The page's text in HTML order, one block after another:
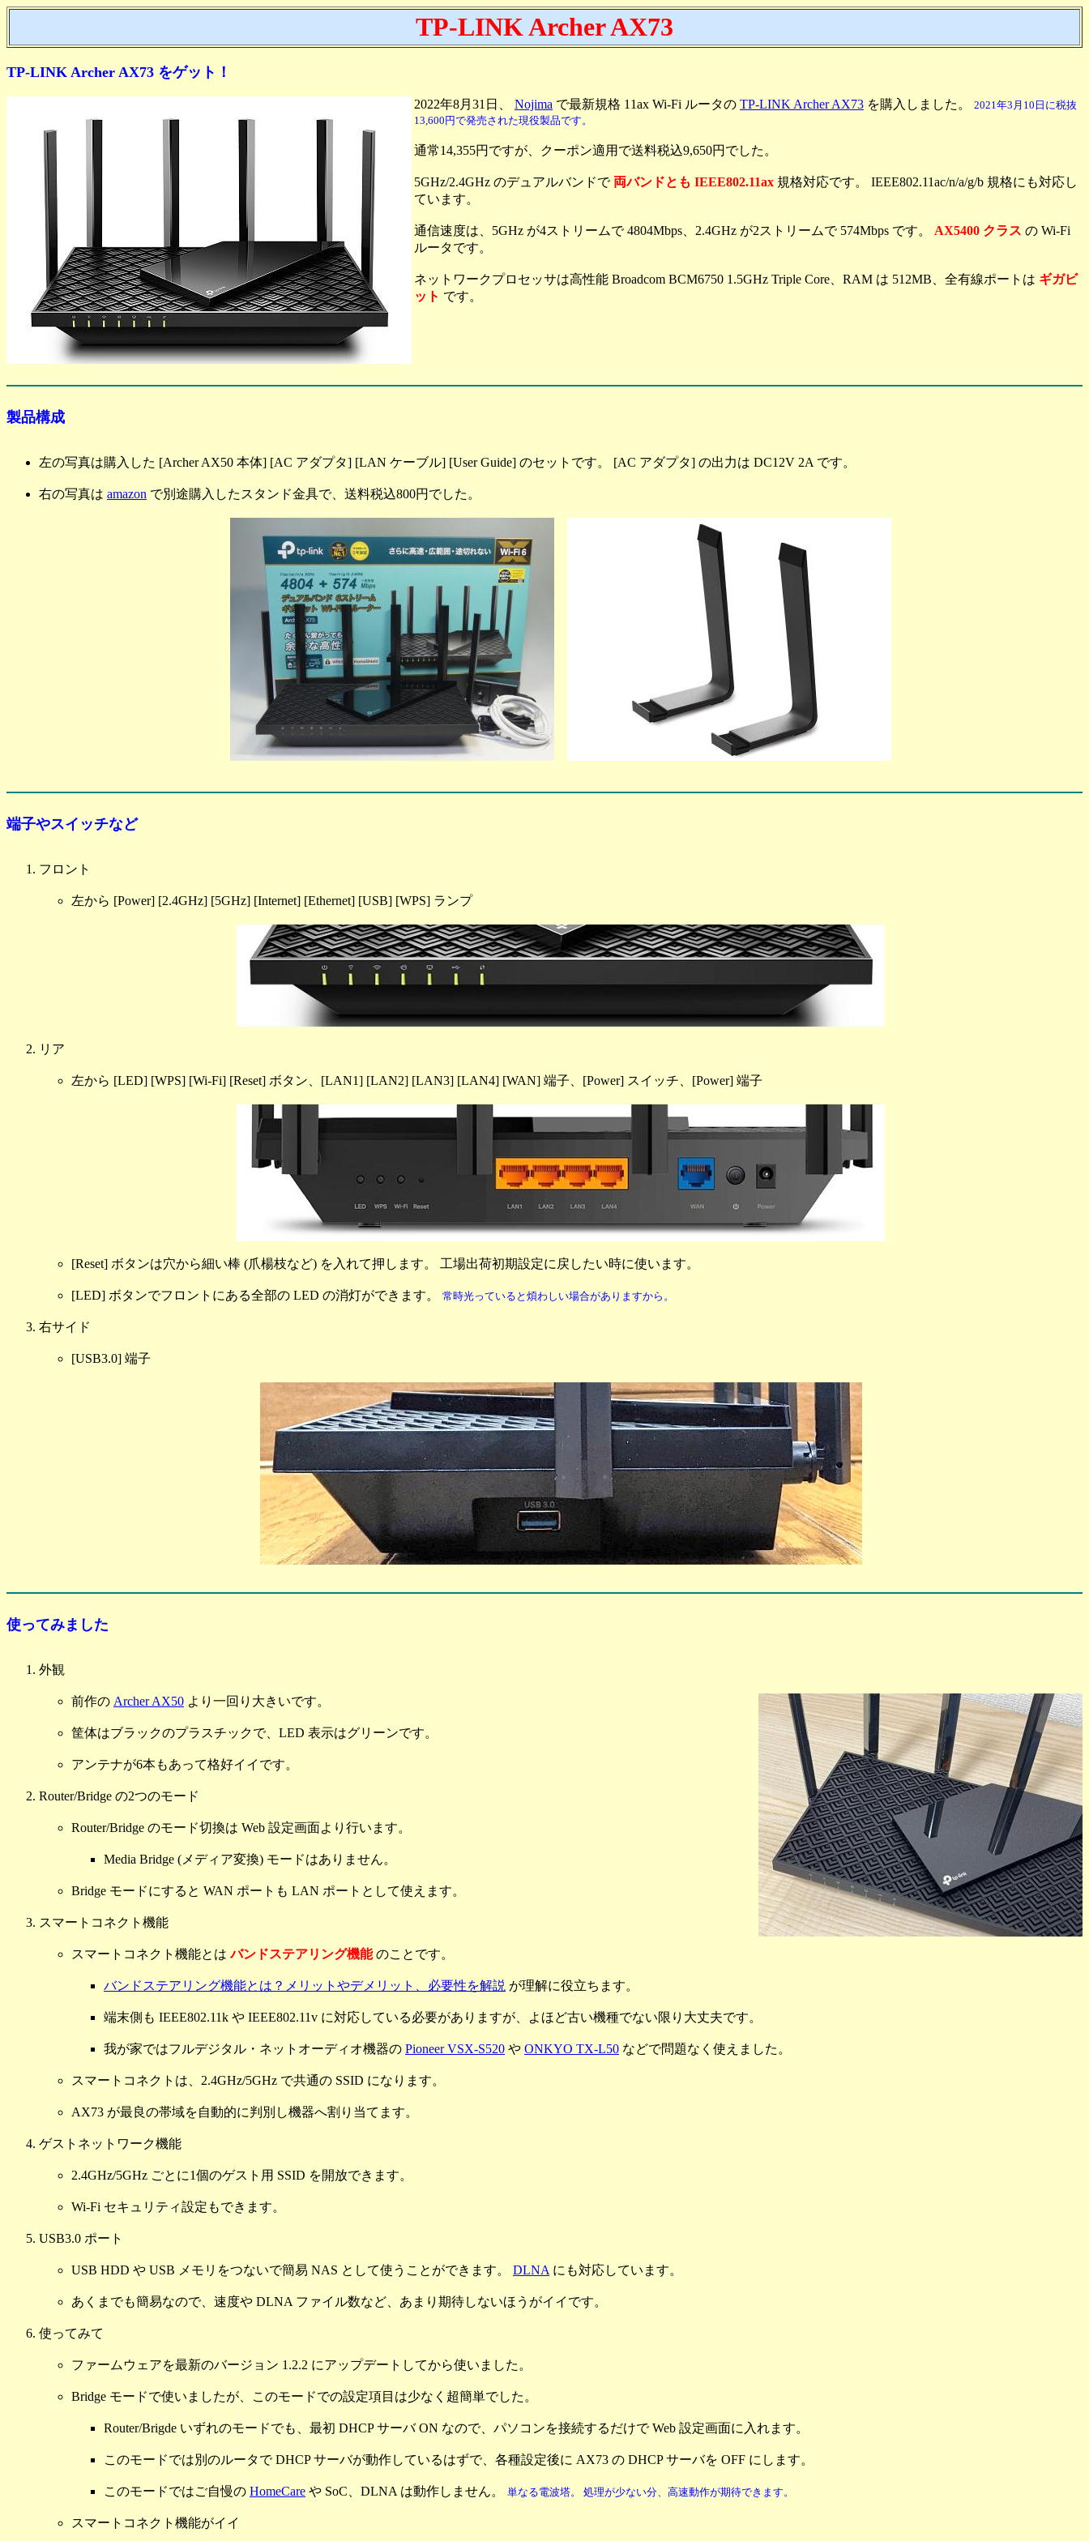
TP-LINK Archer AX73
TP-LINK Archer AX73 をゲット！
2022年8月31日、 Nojima で最新規格 11ax Wi-Fi ルータの TP-LINK Archer AX73 を購入しました。 2021年3月10日に税抜
13,600円で発売された現役製品です。
通常14,355円ですが、クーポン適用で送料税込9,650円でした。
5GHz/2.4GHz のデュアルバンドで 両バンドとも IEEE802.11ax 規格対応です。 IEEE802.11ac/n/a/g/b 規格にも対応し
ています。
通信速度は、5GHz が4ストリームで 4804Mbps、2.4GHz が2ストリームで 574Mbps です。 AX5400 クラス の Wi-Fi
ルータです。
ネットワークプロセッサは高性能 Broadcom BCM6750 1.5GHz Triple Core、RAM は 512MB、全有線ポートは ギガビ
ット です。
製品構成
左の写真は購入した [Archer AX50 本体] [AC アダプタ] [LAN ケーブル] [User Guide] のセットです。 [AC アダプタ] の出力は DC12V 2A です。
右の写真は amazon で別途購入したスタンド金具で、送料税込800円でした。
端子やスイッチなど
フロント
左から [Power] [2.4GHz] [5GHz] [Internet] [Ethernet] [USB] [WPS] ランプ
リア
左から [LED] [WPS] [Wi-Fi] [Reset] ボタン、[LAN1] [LAN2] [LAN3] [LAN4] [WAN] 端子、[Power] スイッチ、[Power] 端子
[Reset] ボタンは穴から細い棒 (爪楊枝など) を入れて押します。 工場出荷初期設定に戻したい時に使います。
[LED] ボタンでフロントにある全部の LED の消灯ができます。 常時光っていると煩わしい場合がありますから。
右サイド
[USB3.0] 端子
使ってみました
外観
前作の Archer AX50 より一回り大きいです。
筐体はブラックのプラスチックで、LED 表示はグリーンです。
アンテナが6本もあって格好イイです。
Router/Bridge の2つのモード
Router/Bridge のモード切換は Web 設定画面より行います。
Media Bridge (メディア変換) モードはありません。
Bridge モードにすると WAN ポートも LAN ポートとして使えます。
スマートコネクト機能
スマートコネクト機能とはバンドステアリング機能のことです。
バンドステアリング機能とは？メリットやデメリット、必要性を解説 が理解に役立ちます。
端末側も IEEE802.11k や IEEE802.11v に対応している必要がありますが、よほど古い機種でない限り大丈夫です。
我が家ではフルデジタル・ネットオーディオ機器の Pioneer VSX-S520 や ONKYO TX-L50 などで問題なく使えました。
スマートコネクトは、2.4GHz/5GHz で共通の SSID になります。
AX73 が最良の帯域を自動的に判別し機器へ割り当てます。
ゲストネットワーク機能
2.4GHz/5GHz ごとに1個のゲスト用 SSID を開放できます。
Wi-Fi セキュリティ設定もできます。
USB3.0 ポート
USB HDD や USB メモリをつないで簡易 NAS として使うことができます。 DLNA にも対応しています。
あくまでも簡易なので、速度や DLNA ファイル数など、あまり期待しないほうがイイです。
使ってみて
ファームウェアを最新のバージョン 1.2.2 にアップデートしてから使いました。
Bridge モードで使いましたが、このモードでの設定項目は少なく超簡単でした。
Router/Brigde いずれのモードでも、最初 DHCP サーバ ON なので、パソコンを接続するだけで Web 設定画面に入れます。
このモードでは別のルータで DHCP サーバが動作しているはずで、各種設定後に AX73 の DHCP サーバを OFF にします。
このモードではご自慢の HomeCare や SoC、DLNA は動作しません。 単なる電波塔。 処理が少ない分、高速動作が期待できます。
スマートコネクト機能がイイ